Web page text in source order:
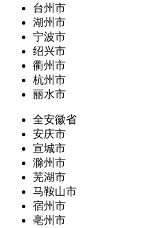
台州市
湖州市
宁波市
绍兴市
衢州市
杭州市
丽水市
全安徽省
安庆市
宣城市
滁州市
芜湖市
马鞍山市
宿州市
亳州市